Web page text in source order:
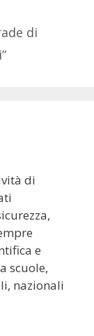
di
di
e
scuole,
nazionali